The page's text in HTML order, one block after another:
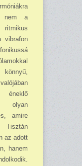
nem a
vibrafon
olyan
amire
Tisztán
az adott
hanem